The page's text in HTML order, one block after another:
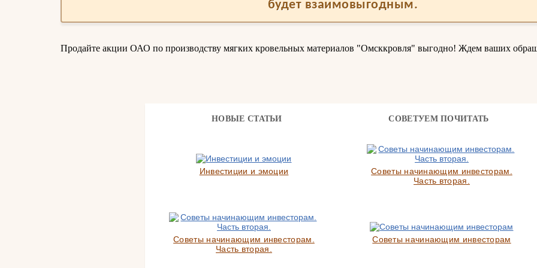
будет взаимовыгодным.
Продайте акции ОАО по производству мягких кровельных материалов "Омсккровля" выгодно! Ждем ваших
НОВЫЕ СТАТЬИ СОВЕТУЕМ ПОЧИТАТЬ
Инвестиции и эмоции
Советы начинающим инвесторам.
Часть вторая.
Советы начинающим инвесторам.
Часть вторая.
Советы начинающим инвесторам